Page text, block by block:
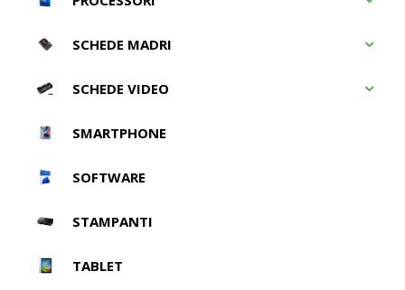
SCHEDE MADRI
SCHEDE VIDEO
SMARTPHONE
SOFTWARE
STAMPANTI
TABLET